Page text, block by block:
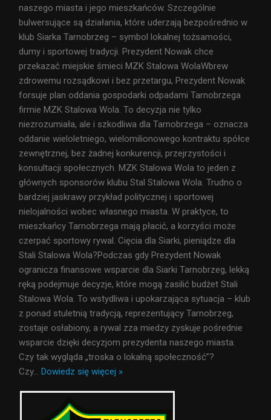
naszego miasta i jego mieszkańców. Szczególnie
bulwersujące są działania, które uderzają bezpośrednio w
klub Siarka Tarnobrzeg – symbol lokalnej tożsamości,
dumy i sportowej tradycji. Prezydent Nowak chce
przekazać miejskie śmieci MZK Stalowa WolaWbrew
zdrowemu rozsądkowi i bez przetargu, Prezydent Nowak
forsuje plan oddania gospodarki odpadami Tarnobrzega
firmie MZK Stalowa Wola. To decyzja nie tylko
niezrozumiała, ale i szkodliwa dla Tarnobrzega – oznacza
oddanie wieloletniego, wielomilionowego kontraktu spółce
zewnętrznej, bez żadnej konkurencji, przejrzystości i
konsultacji społecznych. MZK Stalowa Wola to jeden z
głównych sponsorów klubu Stal Stalowa Wola. Trudno o
bardziej jaskrawy przykład politycznej i sportowej
nielojalności wobec własnego miasta. W praktyce, to
mieszkańcy Tarnobrzega mają płacić, a korzyści może
czerpać sportowy rywal. Cięcia dla Siarki, pieniądze dla
Stali Stalowa Wola?Podczas gdy Prezydent Nowak
ogranicza finansowe wsparcie dla Siarki Tarnobrzeg, lekką
ręką podejmuje decyzje, które mogą zasilić budżet Stali
Stalowa Wola. To wstydliwa i upokarzająca sytuacja – klub
z ponad stuletnią tradycją, reprezentujący Tarnobrzeg,
zostaje osłabiony, a rywal zza miedzy zyskuje pośrednie
wsparcie dzięki decyzjom prezydenta naszego miasta.
Czy tak wygląda „troska o lokalną społeczność”?
Czy… Dowiedz się więcej »